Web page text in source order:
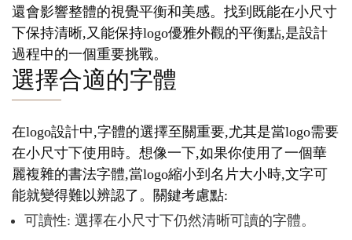
還會影響整體的視覺平衡和美感。找到既能在小尺寸
下保持清晰,又能保持logo優雅外觀的平衡點,是設計
過程中的一個重要挑戰。
選擇合適的字體
在logo設計中,字體的選擇至關重要,尤其是當logo需要
在小尺寸下使用時。想像一下,如果你使用了一個華
麗複雜的書法字體,當logo縮小到名片大小時,文字可
能就變得難以辨認了。關鍵考慮點:
可讀性: 選擇在小尺寸下仍然清晰可讀的字體。